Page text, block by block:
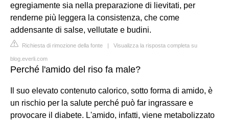
egregiamente sia nella preparazione di lievitati, per
renderne più leggera la consistenza, che come
addensante di salse, vellutate e budini.
Richiesta di rimozione della fonte | Visualizza la risposta completa su
blog.everli.com
Perché l'amido del riso fa male?
Il suo elevato contenuto calorico, sotto forma di amido, è
un rischio per la salute perché può far ingrassare e
provocare il diabete. L'amido, infatti, viene metabolizzato